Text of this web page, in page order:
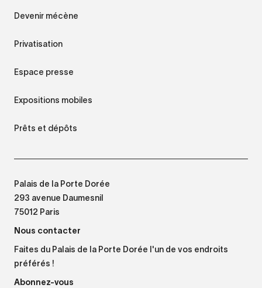
Devenir mécène
Privatisation
Espace presse
Expositions mobiles
Prêts et dépôts
Palais de la Porte Dorée
293 avenue Daumesnil
75012 Paris
Nous contacter
Faites du Palais de la Porte Dorée l'un de vos endroits
préférés !
Abonnez-vous